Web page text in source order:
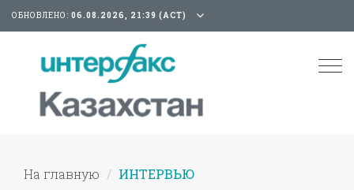
ОБНОВЛЕНО: 06.08.2026, 21:39 (АСТ)
На главную ИНТЕРВЬЮ